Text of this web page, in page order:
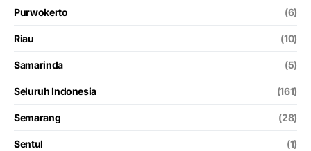
Purwokerto (6)
Riau (10)
Samarinda (5)
Seluruh Indonesia (161)
Semarang (28)
Sentul (1)